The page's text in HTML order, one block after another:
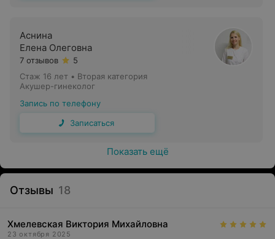
не беспокоит. Регулярные осмотры могут помочь
выявить болезни на ранних стадиях и избежать
серьезных осложнений.
Аснина
Елена Олеговна
7 отзывов
5
Стаж 16 лет • Вторая категория
Акушер-гинеколог
Запись по телефону
Записаться
Показать ещё
Отзывы 18
Хмелевская Виктория Михайловна
23 октября 2025